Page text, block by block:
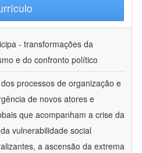
- transformações da
e do confronto político
processos de organização e
de novos atores e
que acompanham a crise da
vulnerabilidade social
a ascensão da extrema